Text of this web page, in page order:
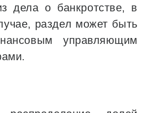
дела о банкротстве, в
раздел может быть
управляющим